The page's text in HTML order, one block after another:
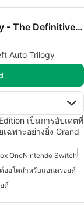
Grand Theft Auto: The Trilogy - The Definitive Edition
Auto Trilogy
เป็นการอัปเดตที่
ฉพาะอย่างยิ่ง Grand
OneNintendo Switch
ออโตสำหรับแอนดรอยด์
ด์